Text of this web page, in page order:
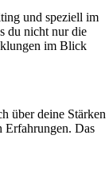
und speziell im
du nicht nur die
im Blick
über deine Stärken
Erfahrungen. Das